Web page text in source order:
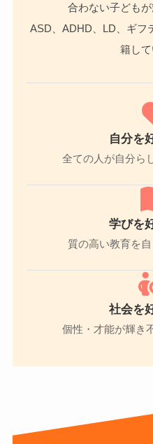
合わない子どもが
ASD、ADHD、LD、ギフ
籍して
自分を
全ての人が自分ら
学びを
質の高い教育を
社会を
個性・才能が輝き